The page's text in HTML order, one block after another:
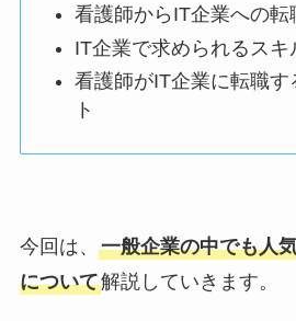
看護師からIT企業への転
IT企業で求められるスキ
看護師がIT企業に転職す
ト
今回は、 一般企業の中でも人
について解説していきます。